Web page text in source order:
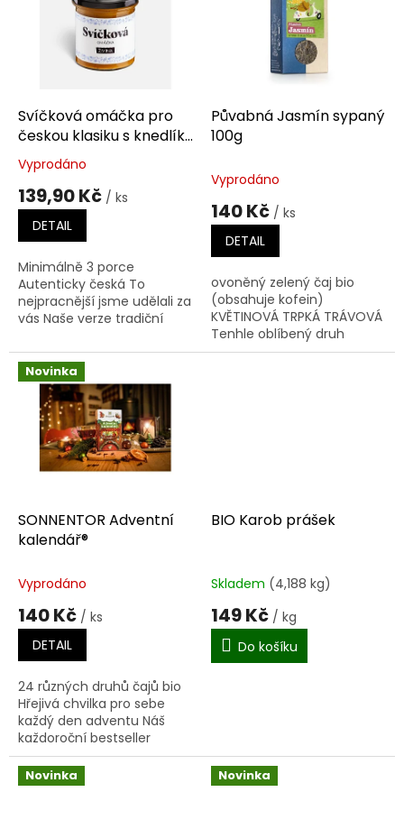
d
u
Svíčková omáčka pro
českou klasiku s knedlíky
330 g
Průměrné
produktu
5,0
5
hvězdiček.
Vyprodáno
139,90 Kč / ks
DETAIL
Minimálně 3 porce
Autenticky česká To
nejpracnější jsme udělali za
vás Naše verze tradiční
čerstvou pečenou
zeleninou, směsí koření a...
Půvabná Jasmín sypaný
100g
Vyprodáno
140 Kč / ks
DETAIL
ovoněný zelený čaj bio
(obsahuje kofein)
KVĚTINOVÁ TRPKÁ TRÁVOVÁ
Tenhle oblíbený druh
zeleného čaje ovoněný
Novinka
SONNENTOR Adventní
kalendář®
Vyprodáno
140 Kč / ks
DETAIL
24 různých druhů čajů bio
Hřejivá chvilka pro sebe
každý den adventu Náš
každoroční bestseller
Zkraťte si čekání na Ježíška
a zpříjemněte si každý den
adventu...
BIO Karob prášek
Skladem (4,188 kg)
149 Kč / kg
Do košíku
Novinka Novinka